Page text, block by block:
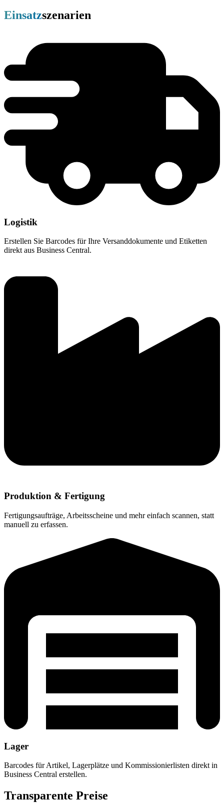
Einsatzszenarien
Logistik
Erstellen Sie Barcodes für Ihre Versanddokumente und Etiketten
direkt aus Business Central.
Produktion & Fertigung
Fertigungsaufträge, Arbeitsscheine und mehr einfach scannen, statt
manuell zu erfassen.
Lager
Barcodes für Artikel, Lagerplätze und Kommissionierlisten direkt in
Business Central erstellen.
Transparente Preise